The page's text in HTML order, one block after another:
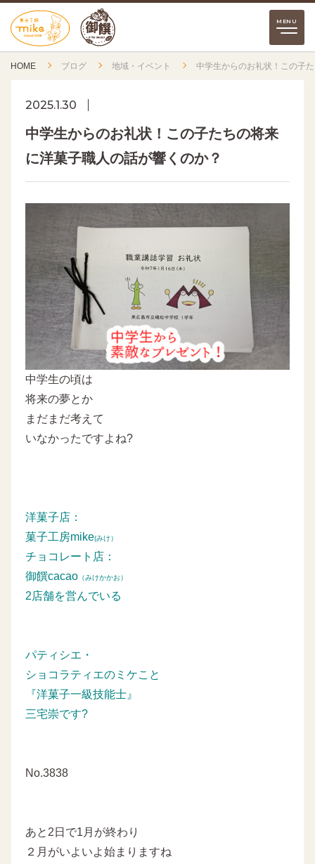
HOME ブログ 地域・イベント 中学生からのお礼状！この子
2025.1.30
中学生からのお礼状！この子たちの将来
に洋菓子職人の話が響くのか？
中学生の頃は
将来の夢とか
まだまだ考えて
いなかったですよね?
洋菓子店：
菓子工房mike(みけ）
チョコレート店：
御饌cacao （みけかかお）
2店舗を営んでいる
パティシエ・
ショコラティエのミケこと
『洋菓子一級技能士』
三宅崇です?
No.3838
あと2日で1月が終わり
２月がいよいよ始まりますね